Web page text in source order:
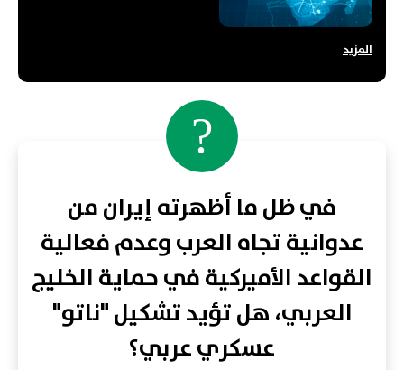
المزيد
?
في ظل ما أظهرته إيران من
عدوانية تجاه العرب وعدم فعالية
القواعد الأميركية في حماية الخليج
العربي، هل تؤيد تشكيل "ناتو"
عسكري عربي؟